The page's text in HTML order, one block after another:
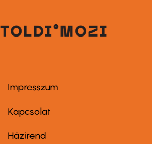
Footer
first
Impresszum
Kapcsolat
Footer
Házirend